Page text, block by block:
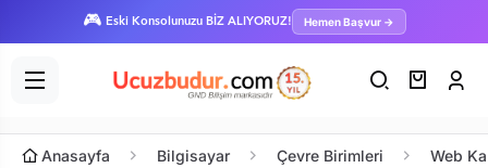
🎮 Eski Konsolunuzu BİZ ALIYORUZ! Hemen Başvur →
Anasayfa Bilgisayar Çevre Birimleri Web